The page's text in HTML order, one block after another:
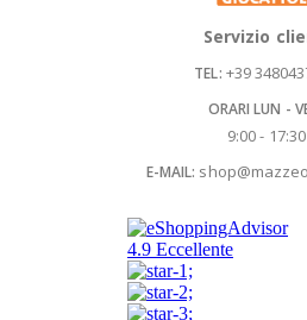
Servizio
TEL: +39
ORARI LUN -
9:00 - 17:30
E-MAIL: